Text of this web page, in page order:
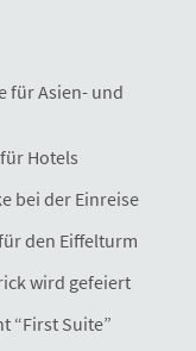
für Asien- und
Hotels
bei der Einreise
den Eiffelturm
wird gefeiert
“First Suite”